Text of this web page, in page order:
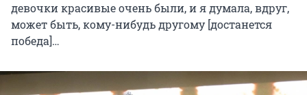
девочки красивые очень были, и я думала, вдруг,
может быть, кому-нибудь другому [достанется
победа]…